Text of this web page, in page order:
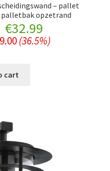
– pallet
opzetrand
Original
€32.99Current
price
(36.5%)
cart